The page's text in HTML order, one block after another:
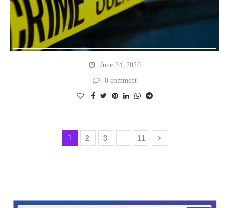
June 24, 2020
0 comment
1 2 3 … 11